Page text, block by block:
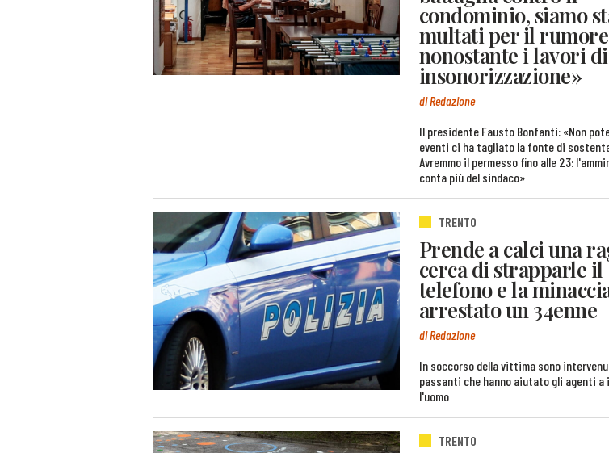
condominio, siamo
multati per il rumore
nonostante i lavori di
insonorizzazione»
di Redazione
Il presidente Fausto Bonfanti: «Non
eventi ci ha tagliato la fonte di
Avremmo il permesso fino alle 23:
conta più del sindaco»
TRENTO
Prende a calci una
cerca di strapparle il
telefono e la
arrestato un 34enne
di Redazione
In soccorso della vittima sono
passanti che hanno aiutato gli agenti
l'uomo
TRENTO